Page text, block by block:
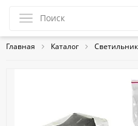
Главная Каталог